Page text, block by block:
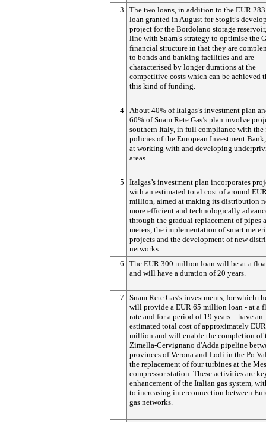
3
The two loans, in addition to the EUR
loan granted in August for Stogit’s
project for the Bordolano storage
line with Snam’s strategy to optimise the
financial structure in that they are
to bonds and banking facilities and are
characterised by longer durations at the
competitive costs which can be achieved
this kind of funding.
4 About 40% of Italgas’s investment plan
60% of Snam Rete Gas’s plan involve
southern Italy, in full compliance with
policies of the European Investment
at working with and developing
areas.
5
Italgas’s investment plan incorporates
with an estimated total cost of around
million, aimed at making its distribution
more efficient and technologically
through the gradual replacement of pipes
meters, the implementation of smart
projects and the development of new
networks.
6
The EUR 300 million loan will be at a
and will have a duration of 20 years.
7
Snam Rete Gas’s investments, for which
will provide a EUR 65 million loan - at a
rate and for a period of 19 years – have an
estimated total cost of approximately
million and will enable the completion of
Zimella-Cervignano d'Adda pipeline
provinces of Verona and Lodi in the Po
the replacement of four turbines at the
compressor station. These activities are
enhancement of the Italian gas system,
to increasing interconnection between
gas networks.